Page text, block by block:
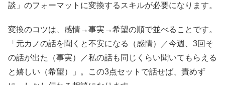
談」のフォーマットに変換するスキルが必要になります。
変換のコツは、感情→事実→希望の順で並べることです。
「元カノの話を聞くと不安になる（感情）／今週、3回そ
の話が出た（事実）／私の話も同じくらい聞いてもらえる
と嬉しい（希望）」。この3点セットで話せば、責めず